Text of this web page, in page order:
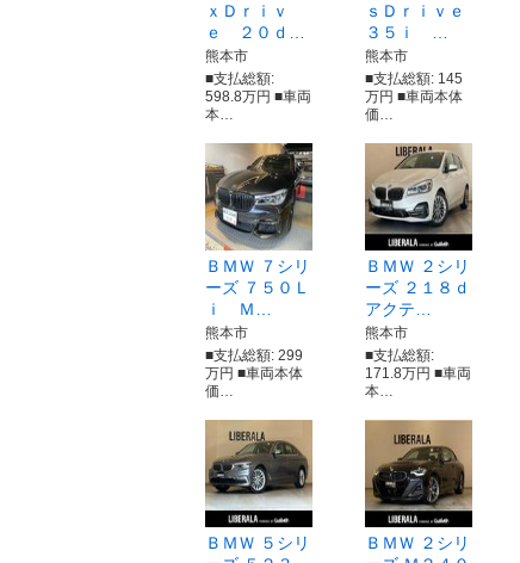
ｘＤｒｉｖ
ｅ ２０ｄ…
熊本市
■支払総額:
598.8万円 ■車両
本…
ｓＤｒｉｖｅ
３５ｉ …
熊本市
■支払総額: 145
万円 ■車両本体
価…
ＢＭＷ ７シリ
ーズ ７５０Ｌ
ｉ Ｍ…
熊本市
■支払総額: 299
万円 ■車両本体
価…
ＢＭＷ ２シリ
ーズ ２１８ｄ
アクテ…
熊本市
■支払総額:
171.8万円 ■車両
本…
ＢＭＷ ５シリ
ＢＭＷ ２シリ